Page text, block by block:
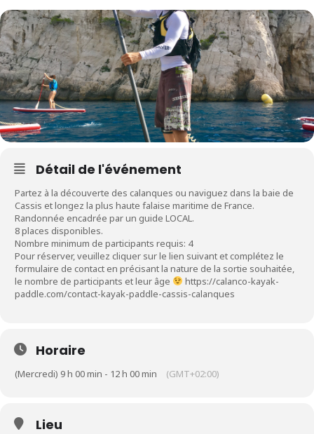
Détail de l'événement
Partez à la découverte des calanques ou naviguez dans la baie de
Cassis et longez la plus haute falaise maritime de France.
Randonnée encadrée par un guide LOCAL.
8 places disponibles.
Nombre minimum de participants requis: 4
Pour réserver, veuillez cliquer sur le lien suivant et complétez le
formulaire de contact en précisant la nature de la sortie souhaitée,
le nombre de participants et leur âge
https://calanco-kayak-
paddle.com/contact-kayak-paddle-cassis-calanques
Horaire
(Mercredi) 9 h 00 min - 12 h 00 min (GMT+02:00)
Lieu